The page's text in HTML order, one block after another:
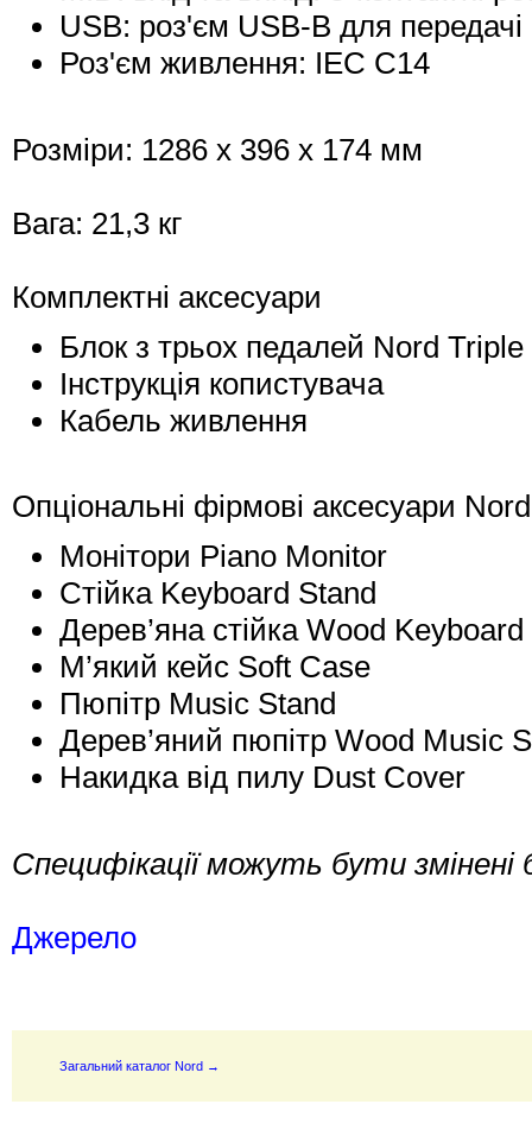
USB: роз'єм USB-B для передачі
Роз'єм живлення: IEC C14
Розміри: 1286 x 396 x 174 мм
Вага: 21,3 кг
Комплектні аксесуари
Блок з трьох педалей Nord
Інструкція копистувача
Кабель живлення
Опціональні фірмові аксесуари Nord
Монітори Piano Monitor
Стійка Keyboard Stand
Дерев’яна стійка Wood
М’який кейс Soft Case
Пюпітр Music Stand
Дерев’яний пюпітр Wood Music
Накидка від пилу Dust Cover
Специфікації можуть бути змінені
Джерело
Загальний каталог Nord →